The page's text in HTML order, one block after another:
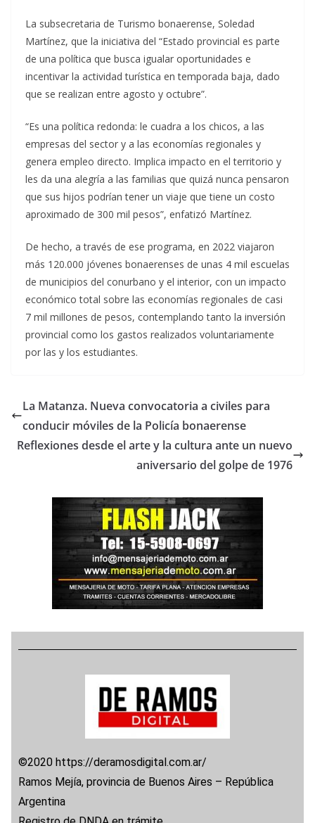
La subsecretaria de Turismo bonaerense, Soledad
Martínez, que la iniciativa del “Estado provincial es parte
de una política que busca igualar oportunidades e
incentivar la actividad turística en temporada baja, dado
que se realizan entre agosto y octubre”.
“Es una política redonda: le cuadra a los chicos, a las
empresas del sector y a las economías regionales y
genera empleo directo. Implica impacto en el territorio y
les da una alegría a las familias que quizá nunca pensaron
que sus hijos podrían tener un viaje que tiene un costo
aproximado de 300 mil pesos”, enfatizó Martínez.
De hecho, a través de ese programa, en 2022 viajaron
más 120.000 jóvenes bonaerenses de unas 4 mil escuelas
de municipios del conurbano y el interior, con un impacto
económico total sobre las economías regionales de casi
7 mil millones de pesos, contemplando tanto la inversión
provincial como los gastos realizados voluntariamente
por las y los estudiantes.
La Matanza. Nueva convocatoria a civiles para
conducir móviles de la Policía bonaerense
Reflexiones desde el arte y la cultura ante un nuevo
aniversario del golpe de 1976
©2020 https://deramosdigital.com.ar/
Ramos Mejía, provincia de Buenos Aires – República
Argentina